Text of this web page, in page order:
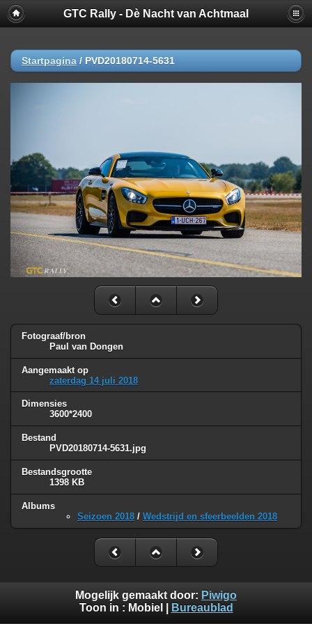
GTC Rally - Dè Nacht van Achtmaal
Startpagina / PVD20180714-5631
Fotograaf/bron
Paul van Dongen
Aangemaakt op
zaterdag 14 juli 2018
Dimensies
3600*2400
Bestand
PVD20180714-5631.jpg
Bestandsgrootte
1398 KB
Albums
Seizoen 2018 / Wedstrijd en sfeerbeelden 2018
Mogelijk gemaakt door: Piwigo
Toon in : Mobiel Bureaublad